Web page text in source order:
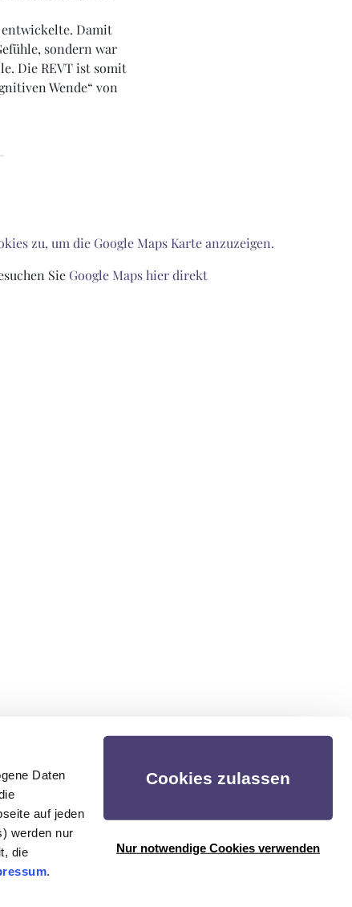
Daten
auf jeden
werden nur
die
.
Cookies zulassen
Nur notwendige Cookies verwenden
entwickelte. Damit
sondern war
Die REVT ist somit
Wende“ von
zu, um die Google Maps Karte anzuzeigen.
Sie Google Maps hier direkt
|
Psychotherapie Eppstein